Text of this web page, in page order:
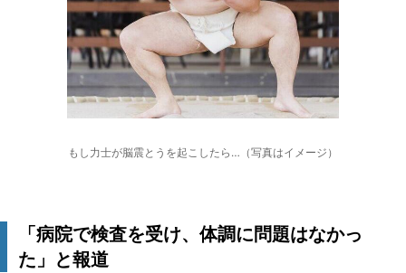
もし力士が脳震とうを起こしたら…（写真はイメージ）
「病院で検査を受け、体調に問題はなかっ
た」と報道